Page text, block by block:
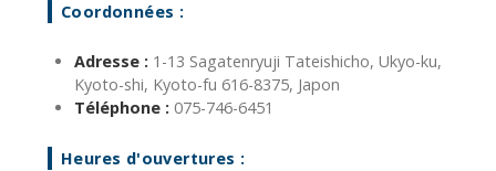
Coordonnées :
Adresse : 1-13 Sagatenryuji Tateishicho, Ukyo-ku,
Kyoto-shi, Kyoto-fu 616-8375, Japon
Téléphone : 075-746-6451
Heures d'ouvertures :